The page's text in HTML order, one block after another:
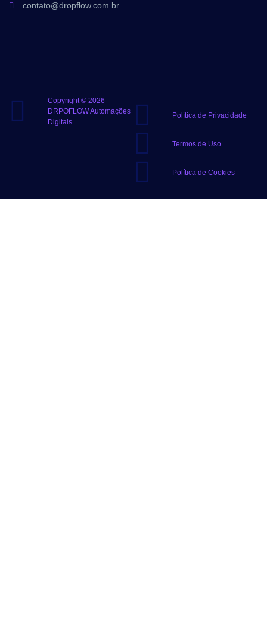
contato@dropflow.com.br
Copyright © 2026 -
DRPOFLOW Automações
Digitais
Política de Privacidade
Termos de Uso
Política de Cookies